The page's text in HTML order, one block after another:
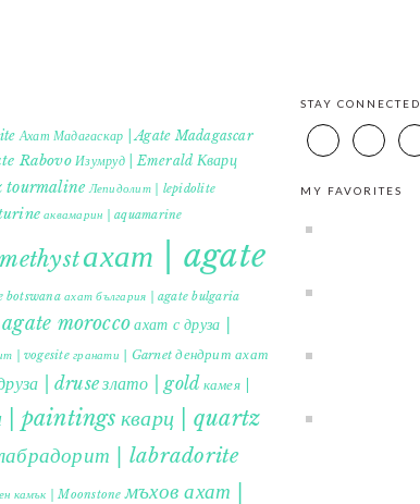
Ахат Мадагаскар | Agate Madagascar
Rabovo Изумруд | Emerald Кварц
tourmaline Лепидолит | lepidolite
аквамарин | aquamarine
ахат | agate
botswana ахат българия | agate bulgaria
moroccoахат с друза |
| vogesite гранати | Garnet дендрит ахат
| druseзлато | gold камея |
| paintings кварц | quartz
| labradorite
камък | Moonstone мъхов ахат |
STAY CONNECTED
MY FAVORITES